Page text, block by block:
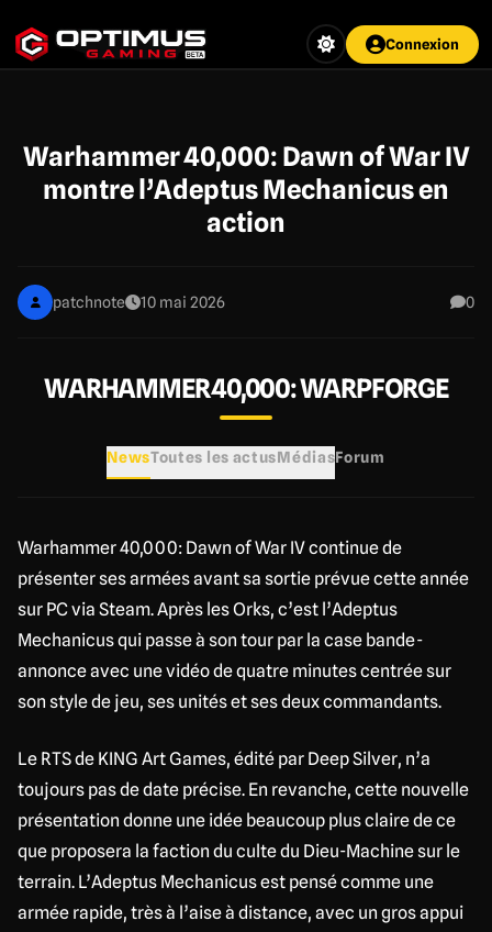
au
contenu
Connexion
Warhammer 40,000: Dawn of War IV
montre l’Adeptus Mechanicus en
action
patchnote 10 mai 2026 0
WARHAMMER 40,000: WARPFORGE
NewsToutes les actusMédiasForum
Warhammer 40,000: Dawn of War IV continue de
présenter ses armées avant sa sortie prévue cette année
sur PC via Steam. Après les Orks, c’est l’Adeptus
Mechanicus qui passe à son tour par la case bande-
annonce avec une vidéo de quatre minutes centrée sur
son style de jeu, ses unités et ses deux commandants.
Le RTS de KING Art Games, édité par Deep Silver, n’a
toujours pas de date précise. En revanche, cette nouvelle
présentation donne une idée beaucoup plus claire de ce
que proposera la faction du culte du Dieu-Machine sur le
terrain. L’Adeptus Mechanicus est pensé comme une
armée rapide, très à l’aise à distance, avec un gros appui